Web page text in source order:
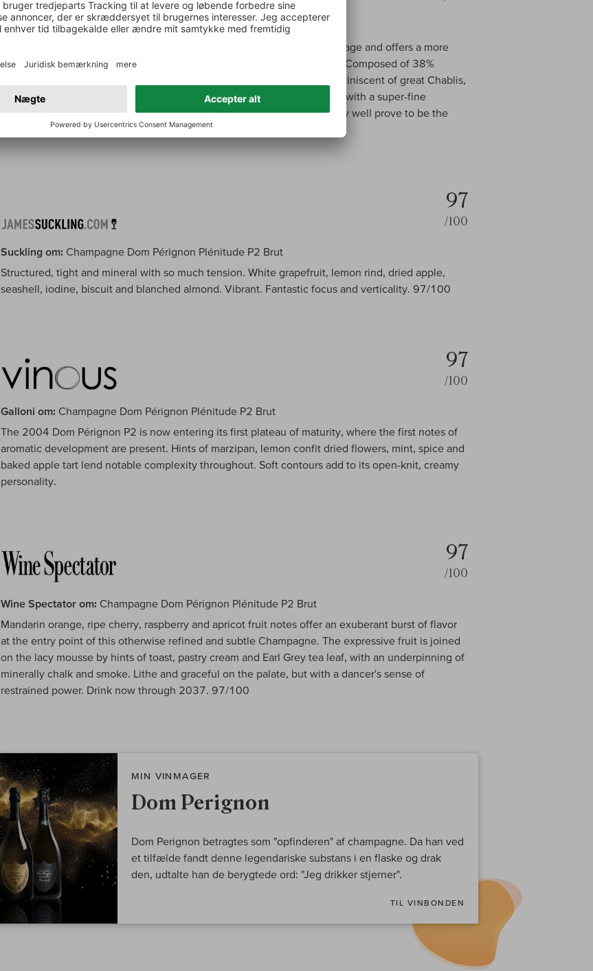
Jeb Dunnuck om:Champagne Dom Pérignon Plénitude P2 Brut
The 2004 Champagne Plentitudes 2 is a stark contrast to the 2003 vintage and offers a more
compact and linear expression, with energetic tension and persistence. Composed of 38%
Chardonnay and the rest Pinot Noir, the nose is flush with wet stone reminiscent of great Chablis,
along with white nectarine and white flowers. The palate runs seamless with a super-fine
mousse, vibrant peach orchard fruit, and a silky mineral texture. This may well prove to be the
longer-lived of the two wines. Drink 2024-2044. 97+/100
97
/100
Suckling om: Champagne Dom Pérignon Plénitude P2 Brut
Structured, tight and mineral with so much tension. White grapefruit, lemon rind, dried apple,
seashell, iodine, biscuit and blanched almond. Vibrant. Fantastic focus and verticality. 97/100
97
/100
Galloni om: Champagne Dom Pérignon Plénitude P2 Brut
The 2004 Dom Pérignon P2 is now entering its first plateau of maturity, where the first notes of
aromatic development are present. Hints of marzipan, lemon confit dried flowers, mint, spice and
baked apple tart lend notable complexity throughout. Soft contours add to its open-knit, creamy
personality.
97
/100
Wine Spectator om: Champagne Dom Pérignon Plénitude P2 Brut
Mandarin orange, ripe cherry, raspberry and apricot fruit notes offer an exuberant burst of flavor
at the entry point of this otherwise refined and subtle Champagne. The expressive fruit is joined
on the lacy mousse by hints of toast, pastry cream and Earl Grey tea leaf, with an underpinning of
minerally chalk and smoke. Lithe and graceful on the palate, but with a dancer's sense of
restrained power. Drink now through 2037. 97/100
MIN VINMAGER
Dom Perignon
Dom Perignon betragtes som "opfinderen" af champagne. Da han ved
et tilfælde fandt denne legendariske substans i en flaske og drak
den, udtalte han de berygtede ord: "Jeg drikker stjerner".
TIL VINBONDEN